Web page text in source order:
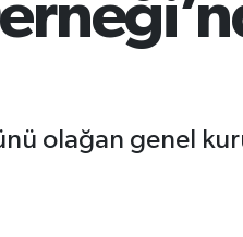
olağan genel